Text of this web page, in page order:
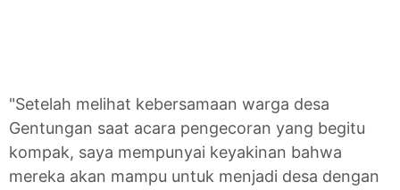
"Setelah melihat kebersamaan warga desa
Gentungan saat acara pengecoran yang begitu
kompak, saya mempunyai keyakinan bahwa
mereka akan mampu untuk menjadi desa dengan